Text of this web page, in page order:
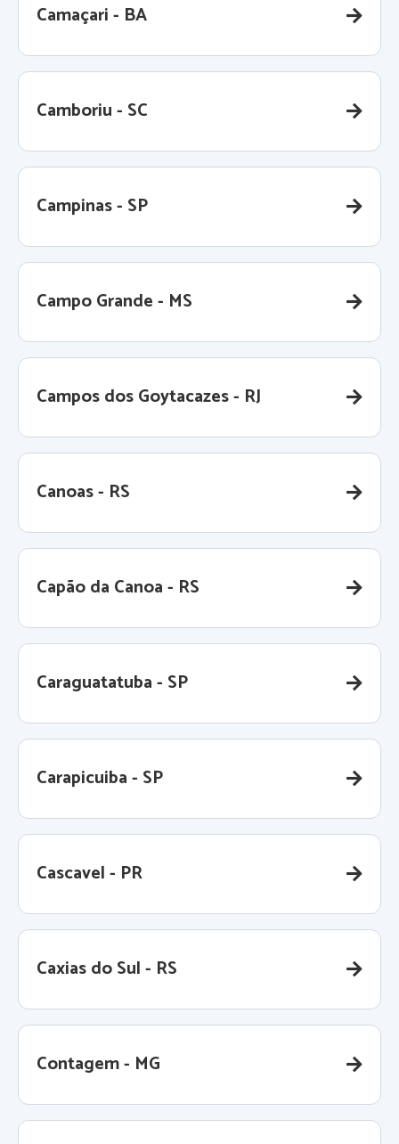
Camaçari - BA
Camboriu - SC
Campinas - SP
Campo Grande - MS
Campos dos Goytacazes - RJ
Canoas - RS
Capão da Canoa - RS
Caraguatatuba - SP
Carapicuiba - SP
Cascavel - PR
Caxias do Sul - RS
Contagem - MG